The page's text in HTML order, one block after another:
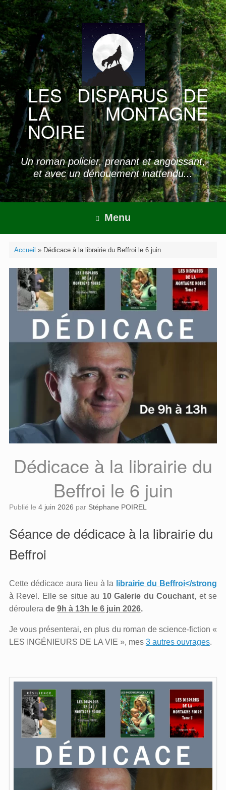
Skip
content
LES DISPARUS DE
LA MONTAGNE
NOIRE
Un roman policier, prenant et angoissant,
et avec un dénouement inattendu...
Menu
Accueil » Dédicace à la librairie du Beffroi le 6 juin
Dédicace à la librairie du
Beffroi le 6 juin
Publié le 4 juin 2026 par Stéphane POIREL
Séance de dédicace à la librairie du
Beffroi
Cette dédicace aura lieu à la
librairie du Beffroi</strong
à Revel. Elle se situe au 10 Galerie du Couchant, et se
déroulera de 9h à 13h le 6 juin 2026.
Je vous présenterai, en plus du roman de science-fiction «
LES INGÉNIEURS DE LA VIE », mes 3 autres ouvrages.